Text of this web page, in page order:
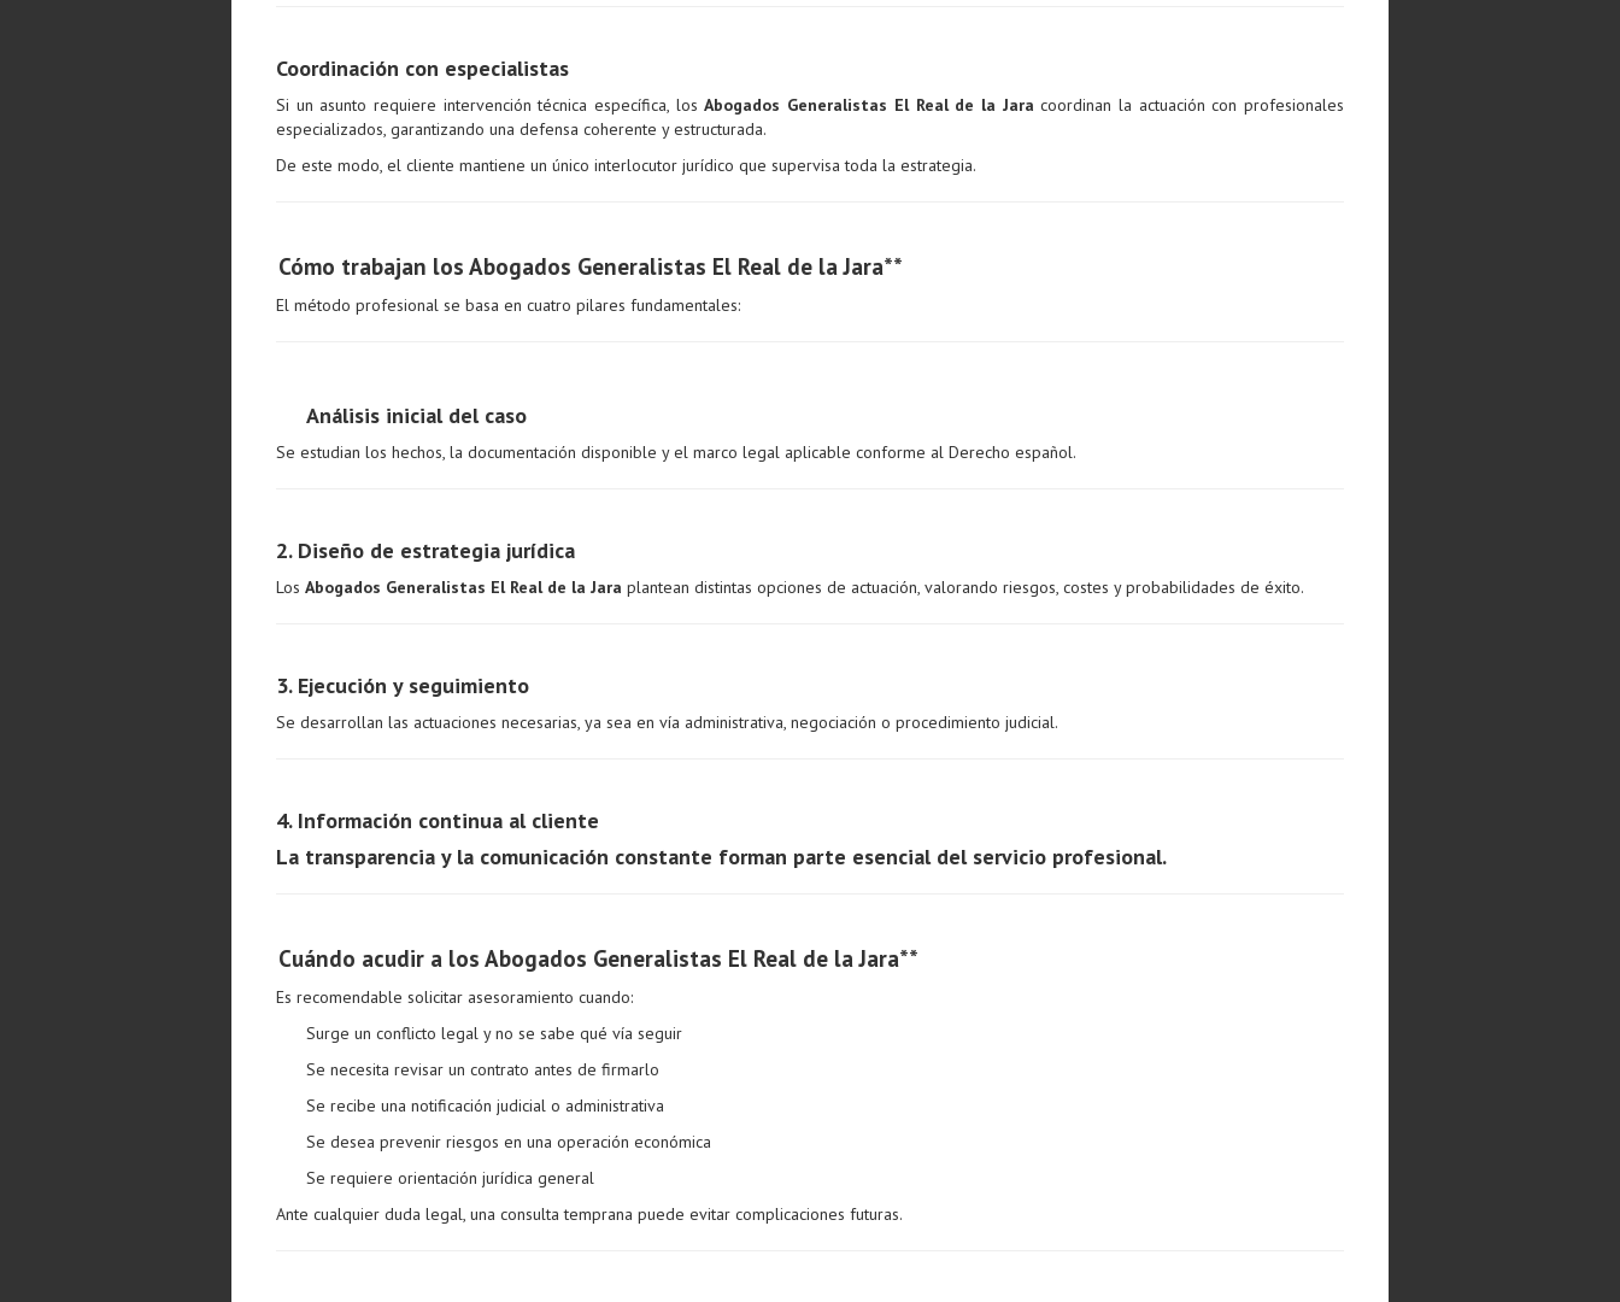
Coordinación con especialistas
Si un asunto requiere intervención técnica específica, losAbogados Generalistas El Real de la Jara coordinan la actuación con profesionales
especializados, garantizando una defensa coherente y estructurada.
De este modo, el cliente mantiene un único interlocutor jurídico que supervisa toda la estrategia.
Cómo trabajan los Abogados Generalistas El Real de la Jara**
El método profesional se basa en cuatro pilares fundamentales:
Análisis inicial del caso
Se estudian los hechos, la documentación disponible y el marco legal aplicable conforme al Derecho español.
2. Diseño de estrategia jurídica
Los Abogados Generalistas El Real de la Jara plantean distintas opciones de actuación, valorando riesgos, costes y probabilidades de éxito.
3. Ejecución y seguimiento
Se desarrollan las actuaciones necesarias, ya sea en vía administrativa, negociación o procedimiento judicial.
4. Información continua al cliente
La transparencia y la comunicación constante forman parte esencial del servicio profesional.
Cuándo acudir a los Abogados Generalistas El Real de la Jara**
Es recomendable solicitar asesoramiento cuando:
Surge un conflicto legal y no se sabe qué vía seguir
Se necesita revisar un contrato antes de firmarlo
Se recibe una notificación judicial o administrativa
Se desea prevenir riesgos en una operación económica
Se requiere orientación jurídica general
Ante cualquier duda legal, una consulta temprana puede evitar complicaciones futuras.